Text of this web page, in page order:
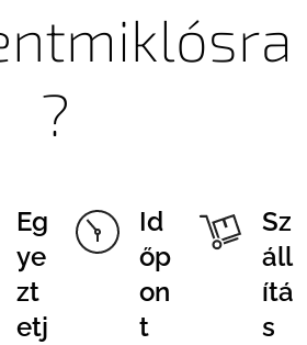
?
Eg
ye
zt
etj
Id
őp
on
t
Sz
áll
ítá
s